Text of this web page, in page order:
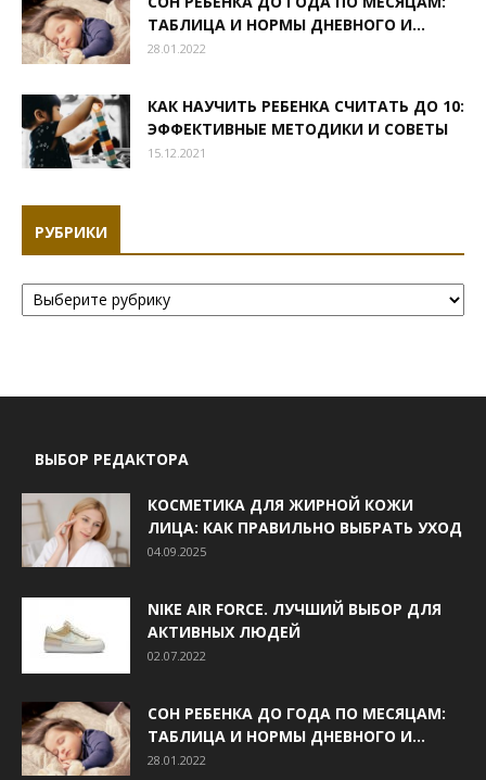
ТАБЛИЦА И НОРМЫ ДНЕВНОГО И...
28.01.2022
КАК НАУЧИТЬ РЕБЕНКА СЧИТАТЬ ДО 10:
ЭФФЕКТИВНЫЕ МЕТОДИКИ И СОВЕТЫ
15.12.2021
РУБРИКИ
Рубрики
ВЫБОР РЕДАКТОРА
КОСМЕТИКА ДЛЯ ЖИРНОЙ КОЖИ
ЛИЦА: КАК ПРАВИЛЬНО ВЫБРАТЬ УХОД
04.09.2025
NIKE AIR FORCE. ЛУЧШИЙ ВЫБОР ДЛЯ
АКТИВНЫХ ЛЮДЕЙ
02.07.2022
СОН РЕБЕНКА ДО ГОДА ПО МЕСЯЦАМ:
ТАБЛИЦА И НОРМЫ ДНЕВНОГО И...
28.01.2022